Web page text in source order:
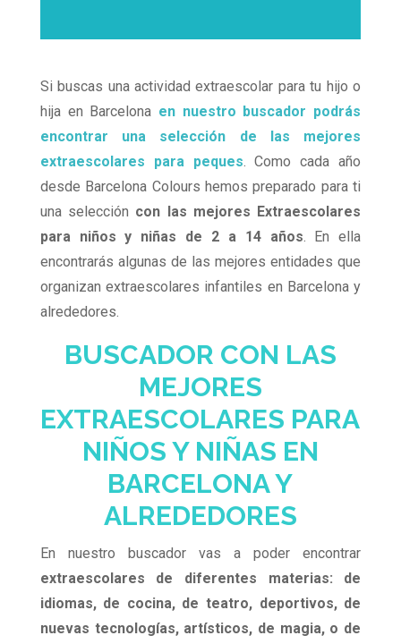
Si buscas una actividad extraescolar para tu hijo o
hija en Barcelona en nuestro buscador podrás
encontrar una selección de las mejores
extraescolares para peques. Como cada año
desde Barcelona Colours hemos preparado para ti
una selección con las mejores Extraescolares
para niños y niñas de 2 a 14 años. En ella
encontrarás algunas de las mejores entidades que
organizan extraescolares infantiles en Barcelona y
alrededores.
BUSCADOR CON LAS
MEJORES
EXTRAESCOLARES PARA
NIÑOS Y NIÑAS EN
BARCELONA Y
ALREDEDORES
En nuestro buscador vas a poder encontrar
extraescolares de diferentes materias: de
idiomas, de cocina, de teatro, deportivos, de
nuevas tecnologías, artísticos, de magia, o de